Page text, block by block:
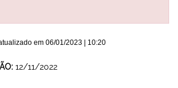
em 06/01/2023 | 10:20
12/11/2022